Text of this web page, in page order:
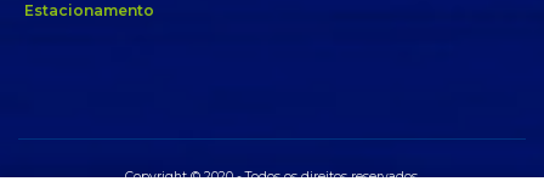
Estacionamento
Copyright © 2020 - Todos os direitos reservados.